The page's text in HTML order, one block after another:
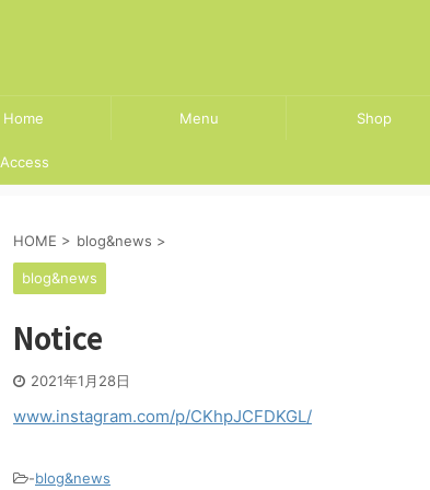
Home Menu Shop
Access
HOME > blog&news >
blog&news
Notice
2021年1月28日
www.instagram.com/p/CKhpJCFDKGL/
-blog&news